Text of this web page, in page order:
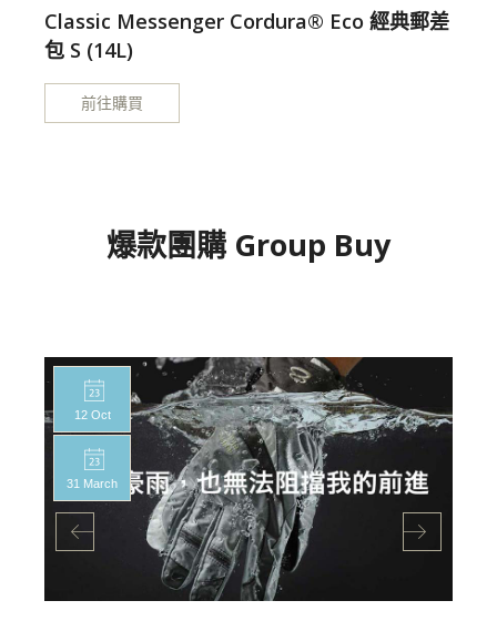
Classic Messenger Cordura® Eco 經典郵差
包 S (14L)
前往購買
爆款團購 Group Buy
12 Oct
31 March